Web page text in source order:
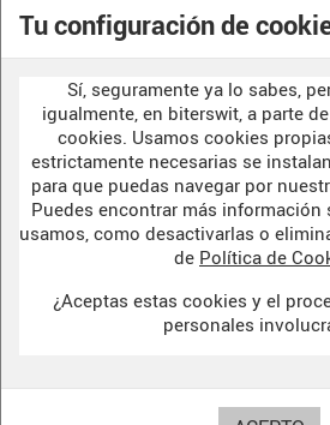
Tu configuración de
Sí, seguramente ya lo sabes,
igualmente, en biterswit, a parte
cookies. Usamos cookies
estrictamente necesarias se
para que puedas navegar por
Puedes encontrar más información
usamos, como desactivarlas o
de Política de
¿Aceptas estas cookies y el
personales
POLITICA DE
AVISO LEGAL
POLÍTICA DE
WELCOME TO
DARK SIDE
BITERSWIT